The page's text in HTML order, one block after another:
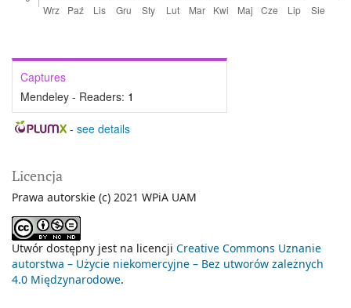
Captures
Mendeley - Readers: 1
- see details
Licencja
Prawa autorskie (c) 2021 WPiA UAM
Utwór dostępny jest na licencji Creative Commons Uznanie
autorstwa – Użycie niekomercyjne – Bez utworów zależnych
4.0 Międzynarodowe.